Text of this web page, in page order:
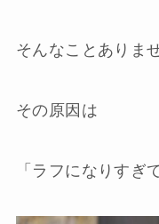
そんなことありま
その原因は
「ラフになりすぎ